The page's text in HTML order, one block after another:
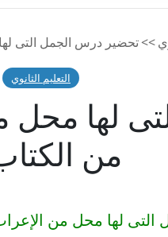
>>تحضير درس الجمل التى لها محل من الإعراب 3
التعليم الثانوي
من
3 ثانوي علمي صفحة 86 من الكتاب